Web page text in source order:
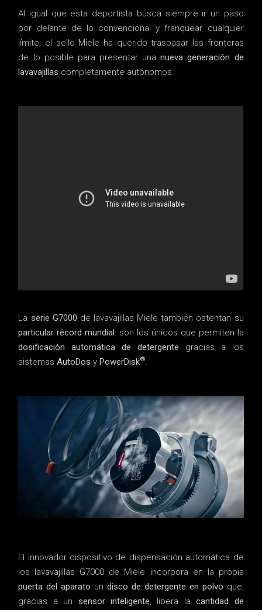
Al igual que esta deportista busca siempre ir un paso
por delante de lo convencional y franquear cualquier
límite, el sello Miele ha querido traspasar las fronteras
de lo posible para presentar una nueva generación de
lavavajillas completamente autónomos.
La serie G7000 de lavavajillas Miele también ostentan su
particular récord mundial: son los únicos que permiten la
dosificación automática de detergente gracias a los
sistemasAutoDos yPowerDisk®.
El innovador dispositivo de dispensación automática de
los lavavajillas G7000 de Miele incorpora en la propia
puerta del aparato undisco de detergente en polvo que,
gracias a un sensor inteligente, libera lacantidad de